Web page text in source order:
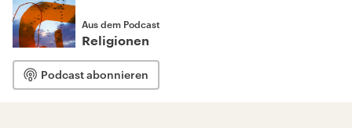
Aus dem Podcast
Religionen
Podcast abonnieren